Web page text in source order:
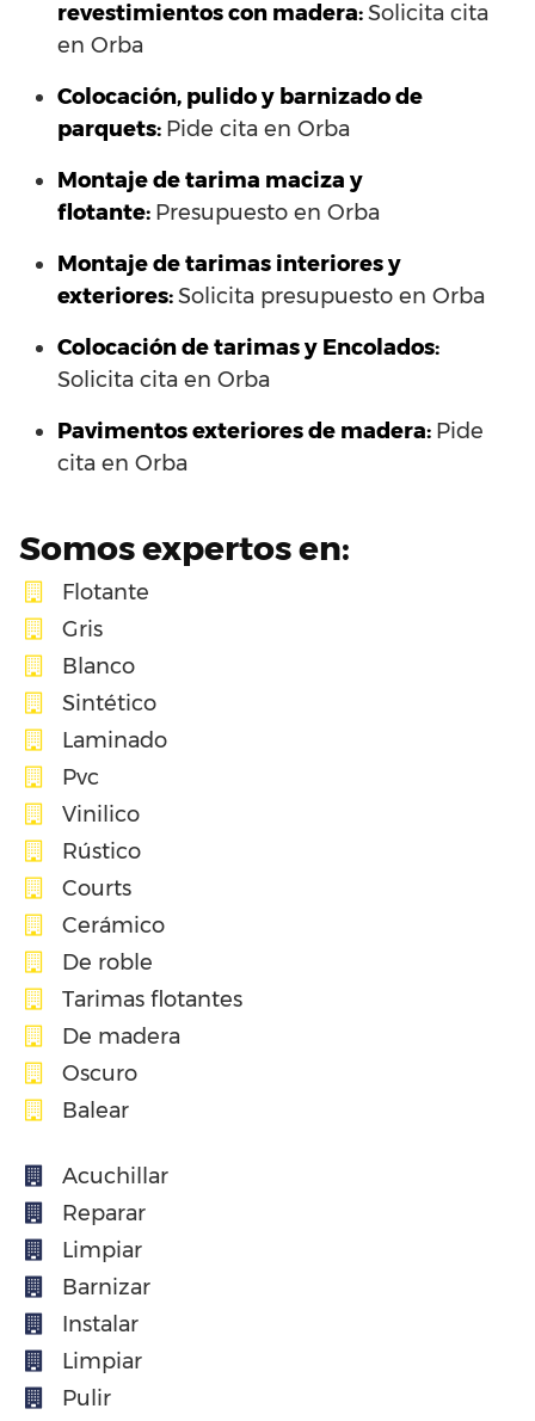
revestimientos con madera:Solicita cita
en Orba
Colocación, pulido y barnizado de
parquets: Pide cita en Orba
Montaje de tarima maciza y
flotante: Presupuesto en Orba
Montaje de tarimas interiores y
exteriores:Solicita presupuesto en Orba
Colocación de tarimas y Encolados:
Solicita cita en Orba
Pavimentos exteriores de madera: Pide
cita en Orba
Somos expertos en:
Flotante
Gris
Blanco
Sintético
Laminado
Pvc
Vinilico
Rústico
Courts
Cerámico
De roble
Tarimas flotantes
De madera
Oscuro
Balear
Acuchillar
Reparar
Limpiar
Barnizar
Instalar
Limpiar
Pulir